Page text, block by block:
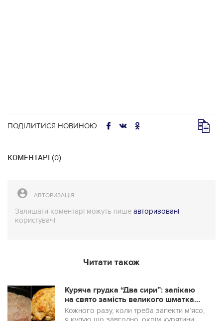
ПОДІЛИТИСЯ НОВИНОЮ
КОМЕНТАРІ (0)
АВТОРИЗАЦІЯ
Залишати коментарі можуть лише авторизовані
користувачі
Читати також
Куряча грудка “Два сири”: запікаю
на свято замість великого шматка
свинини
Кожного разу, коли треба запекти м’ясо,